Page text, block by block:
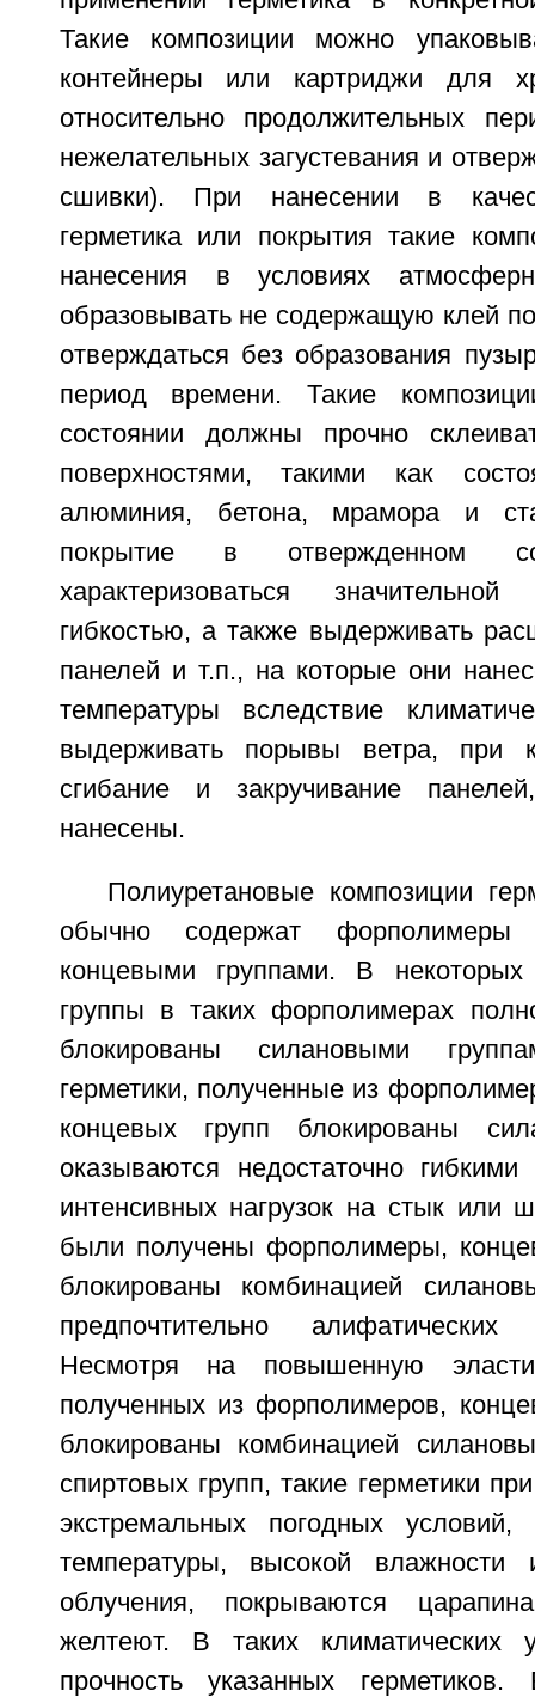
Такие композиции можно
контейнеры или картриджи для
относительно продолжительных
нежелательных загустевания и
сшивки). При нанесении в
герметика или покрытия такие
нанесения в условиях
образовывать не содержащую клей
отверждаться без образования
период времени. Такие
состоянии должны прочно
поверхностями, такими как
алюминия, бетона, мрамора и
покрытие в отвержденном
характеризоваться
гибкостью, а также выдерживать
панелей и т.п., на которые они
температуры вследствие
выдерживать порывы ветра, при
сгибание и закручивание
нанесены.
Полиуретановые композиции
обычно содержат форполимеры
концевыми группами. В некоторых
группы в таких форполимерах
блокированы силановыми
герметики, полученные из
концевых групп блокированы
оказываются недостаточно
интенсивных нагрузок на стык или
были получены форполимеры,
блокированы комбинацией
предпочтительно
Несмотря на повышенную
полученных из форполимеров,
блокированы комбинацией
спиртовых групп, такие герметики
экстремальных погодных
температуры, высокой влажности
облучения, покрываются
желтеют. В таких климатических
прочность указанных герметиков.